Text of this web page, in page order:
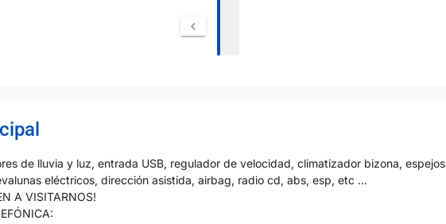
de lluvia y luz, entrada USB, regulador de velocidad, climatizador bizona, espejos
eléctricos, dirección asistida, airbag, radio cd, abs, esp, etc ...
A VISITARNOS!